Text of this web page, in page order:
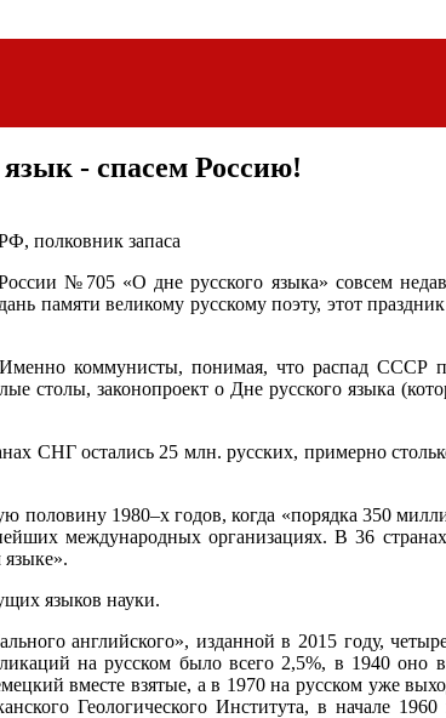
- спасем Россию!
полковник запаса
№705 «О дне русского языка» совсем
памяти великому русскому поэту, этот
коммунисты, понимая, что распад СССР
столы, законопроект о Дне русского языка
СНГ остались 25 млн. русских, примерно
половину 1980–х годов, когда «порядка 350
международных организациях. В 36
языков науки.
английского», изданной в 2015 году,
на русском было всего 2,5%, в 1940 оно
вместе взятые, а в 1970 на русском уже
Геологического Института, в начале